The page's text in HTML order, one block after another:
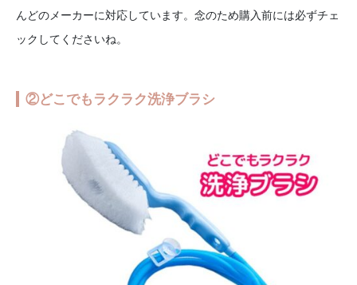
んどのメーカーに対応しています。念のため購入前には必ずチェ
ックしてくださいね。
②どこでもラクラク洗浄ブラシ